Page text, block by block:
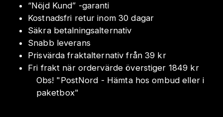
“Nöjd Kund” -garanti
Kostnadsfri retur inom 30 dagar
Säkra betalningsalternativ
Snabb leverans
Prisvärda fraktalternativ från 39 kr
Fri frakt när ordervärde överstiger 1849 kr
Obs! "PostNord - Hämta hos ombud eller i
paketbox"